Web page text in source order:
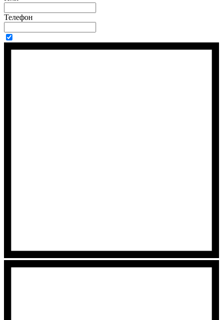
Телефон